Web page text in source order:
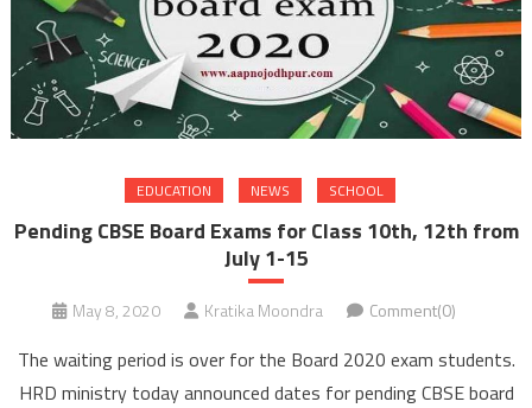
EDUCATION NEWS SCHOOL
Pending CBSE Board Exams for Class 10th, 12th from
July 1-15
May 8, 2020 Kratika Moondra Comment(0)
The waiting period is over for the Board 2020 exam students.
HRD ministry today announced dates for pending CBSE board